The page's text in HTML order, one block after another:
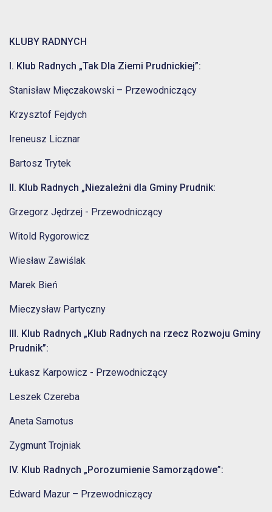
KLUBY RADNYCH
I. Klub Radnych „Tak Dla Ziemi Prudnickiej”:
Stanisław Mięczakowski – Przewodniczący
Krzysztof Fejdych
Ireneusz Licznar
Bartosz Trytek
II. Klub Radnych „Niezależni dla Gminy Prudnik:
Grzegorz Jędrzej - Przewodniczący
Witold Rygorowicz
Wiesław Zawiślak
Marek Bień
Mieczysław Partyczny
III. Klub Radnych „Klub Radnych na rzecz Rozwoju Gminy
Prudnik”:
Łukasz Karpowicz - Przewodniczący
Leszek Czereba
Aneta Samotus
Zygmunt Trojniak
IV. Klub Radnych „Porozumienie Samorządowe”:
Edward Mazur – Przewodniczący